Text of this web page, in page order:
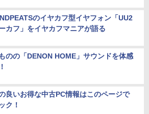
のイヤカフ型イヤフォン「UU2
カフ」をイヤカフマニアが語る
のの「DENON HOME」サウンドを体感
良いお得な中古PC情報はこのページで
ク！